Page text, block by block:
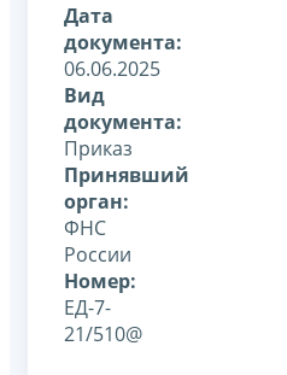
Дата
документа:
06.06.2025
Вид
документа:
Приказ
Принявший
орган:
ФНС
России
Номер:
ЕД-7-
21/510@